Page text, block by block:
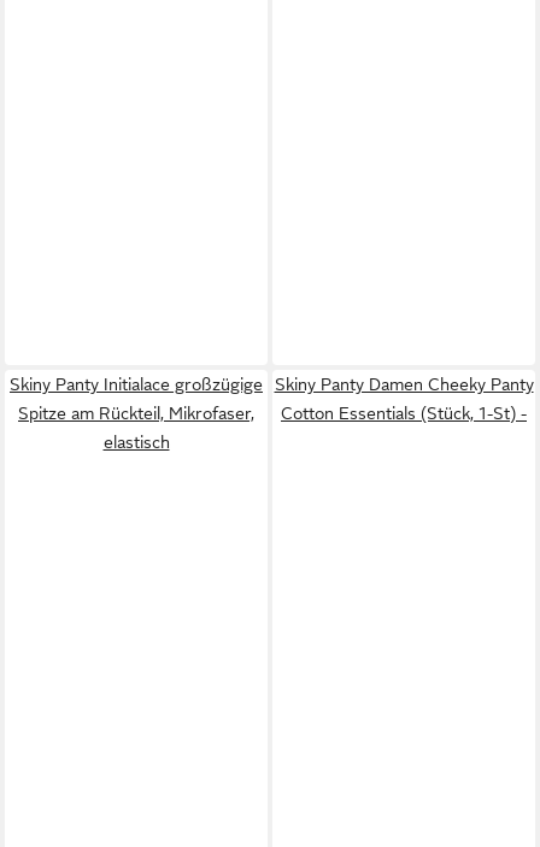
Skiny Panty Initialace großzügige
Spitze am Rückteil, Mikrofaser,
elastisch
Skiny Panty Damen Cheeky Panty
Cotton Essentials (Stück, 1-St) -